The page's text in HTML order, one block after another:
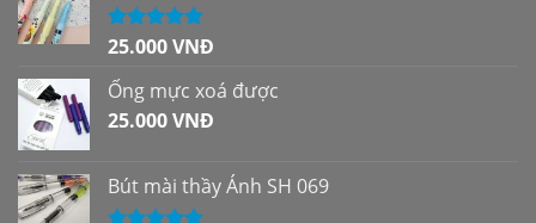
Được xếp
sao
25.000VNĐ
Ống mực xoá được
25.000VNĐ
Bút mài thầy Ánh SH 069